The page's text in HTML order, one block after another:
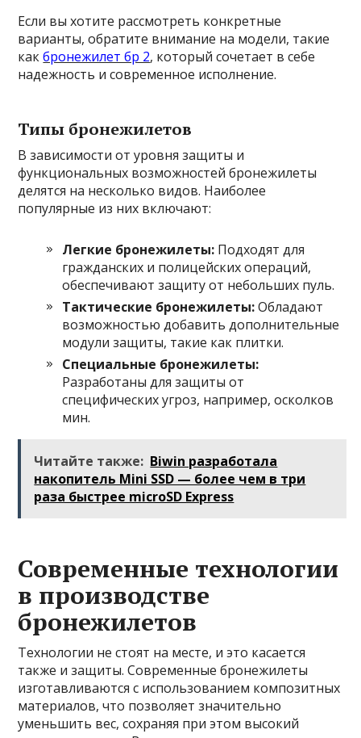
Если вы хотите рассмотреть конкретные
варианты, обратите внимание на модели, такие
какбронежилет бр 2, который сочетает в себе
надежность и современное исполнение.
Типы бронежилетов
В зависимости от уровня защиты и
функциональных возможностей бронежилеты
делятся на несколько видов. Наиболее
популярные из них включают:
Легкие бронежилеты: Подходят для
гражданских и полицейских операций,
обеспечивают защиту от небольших пуль.
Тактические бронежилеты:Обладают
возможностью добавить дополнительные
модули защиты, такие как плитки.
Специальные бронежилеты:
Разработаны для защиты от
специфических угроз, например, осколков
мин.
Читайте также: Biwin разработала
накопитель Mini SSD — более чем в три
раза быстрее microSD Express
Современные технологии
в производстве
бронежилетов
Технологии не стоят на месте, и это касается
также и защиты. Современные бронежилеты
изготавливаются с использованием композитных
материалов, что позволяет значительно
уменьшить вес, сохраняя при этом высокий